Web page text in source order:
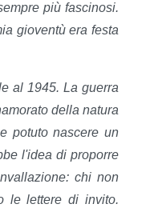
più fascinosi.
gioventù era festa
al 1945. La guerra
della natura
potuto nascere un
l'idea di proporre
chi non
le lettere di invito.